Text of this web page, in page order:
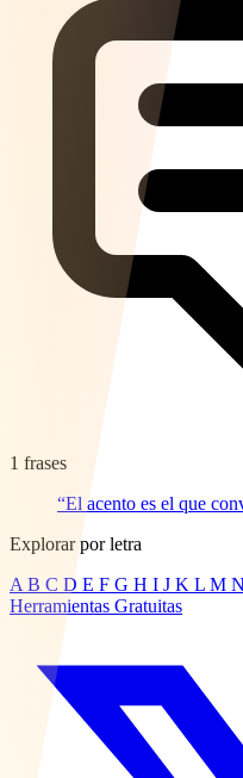
1 frases
“El acento es el que
Explorar por letra
A B C D E F G H I J K L M N
Herramientas Gratuitas